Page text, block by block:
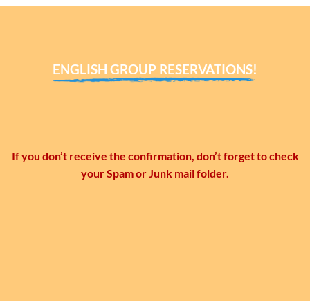
ENGLISH GROUP RESERVATIONS!
If you don’t receive the confirmation, don’t forget to check
your Spam or Junk mail folder.